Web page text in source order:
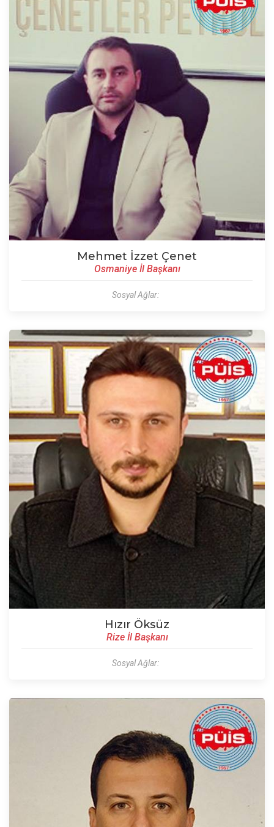
Mehmet İzzet Çenet
Osmaniye İl Başkanı
Sosyal Ağlar:
Hızır Öksüz
Rize İl Başkanı
Sosyal Ağlar: